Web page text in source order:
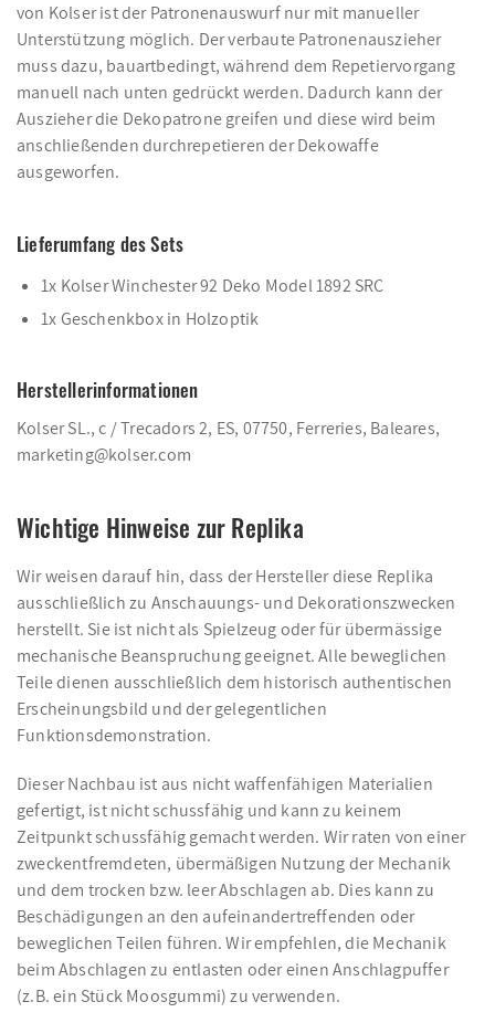
von Kolser ist der Patronenauswurf nur mit manueller
Unterstützung möglich. Der verbaute Patronenauszieher
muss dazu, bauartbedingt, während dem Repetiervorgang
manuell nach unten gedrückt werden. Dadurch kann der
Auszieher die Dekopatrone greifen und diese wird beim
anschließenden durchrepetieren der Dekowaffe
ausgeworfen.
Lieferumfang des Sets
1x Kolser Winchester 92 Deko Model 1892 SRC
1x Geschenkbox in Holzoptik
Herstellerinformationen
Kolser SL., c / Trecadors 2, ES, 07750, Ferreries, Baleares,
marketing@kolser.com
Wichtige Hinweise zur Replika
Wir weisen darauf hin, dass der Hersteller diese Replika
ausschließlich zu Anschauungs- und Dekorationszwecken
herstellt. Sie ist nicht als Spielzeug oder für übermässige
mechanische Beanspruchung geeignet. Alle beweglichen
Teile dienen ausschließlich dem historisch authentischen
Erscheinungsbild und der gelegentlichen
Funktionsdemonstration.
Dieser Nachbau ist aus nicht waffenfähigen Materialien
gefertigt, ist nicht schussfähig und kann zu keinem
Zeitpunkt schussfähig gemacht werden. Wir raten von einer
zweckentfremdeten, übermäßigen Nutzung der Mechanik
und dem trocken bzw. leer Abschlagen ab. Dies kann zu
Beschädigungen an den aufeinandertreffenden oder
beweglichen Teilen führen. Wir empfehlen, die Mechanik
beim Abschlagen zu entlasten oder einen Anschlagpuffer
(z.B. ein Stück Moosgummi) zu verwenden.